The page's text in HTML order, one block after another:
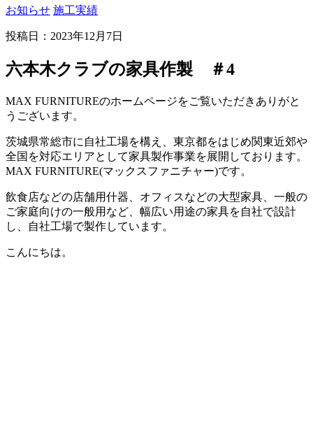
お知らせ 施工実績
投稿日： 2023年12月7日
六本木クラブの家具作製 ＃4
MAX FURNITUREのホームページをご覧いただきありがと
うございます。
茨城県常総市に自社工場を構え、東京都をはじめ関東近郊や
全国を対応エリアとして家具製作事業を展開しております。
MAX FURNITURE(マックスファニチャー)です。
飲食店などの店舗用什器、オフィスなどの大型家具、一般の
ご家庭向けの一般用など、幅広い用途の家具を自社で設計
し、自社工場で製作しています。
こんにちは。